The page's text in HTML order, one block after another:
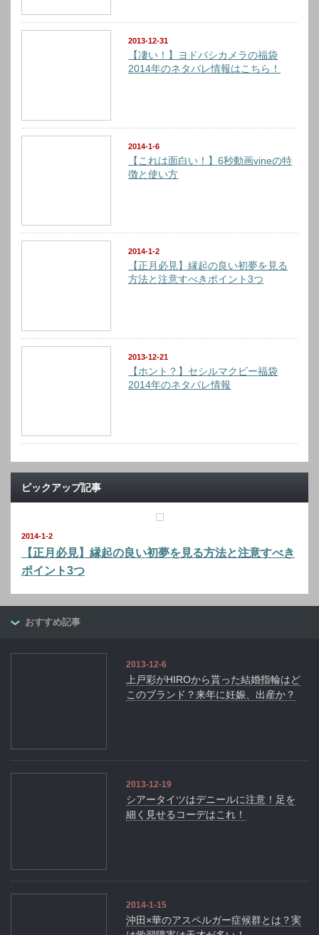
2013-12-31
【凄い！】ヨドバシカメラの福袋
2014年のネタバレ情報はこちら！
2014-1-6
【これは面白い！】6秒動画vineの特
徴と使い方
2014-1-2
【正月必見】縁起の良い初夢を見る
方法と注意すべきポイント3つ
2013-12-21
【ホント？】セシルマクビー福袋
2014年のネタバレ情報
ピックアップ記事
2014-1-2
【正月必見】縁起の良い初夢を見る方法と注意すべき
ポイント3つ
おすすめ記事
2013-12-6
上戸彩がHIROから貰った結婚指輪はど
このブランド？来年に妊娠、出産か？
2013-12-19
シアータイツはデニールに注意！足を
細く見せるコーデはこれ！
2014-1-15
沖田×華のアスペルガー症候群とは？実